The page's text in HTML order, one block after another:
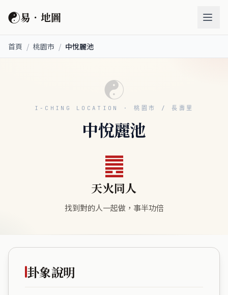
☯易．地圖
首頁 / 桃園市 / 中悅麗池
☯
I-CHING LOCATION · 桃園市 / 長壽里
中悅麗池
䷌
天火同人
找到對的人一起做，事半功倍
卦象說明